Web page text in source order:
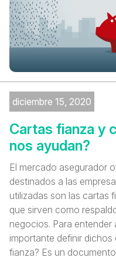
diciembre 15, 2020
Cartas fianza y
nos ayudan?
El mercado asegurador
destinados a las
utilizadas son las cartas
que sirven como
negocios. Para
importante definir
fianza? Es un